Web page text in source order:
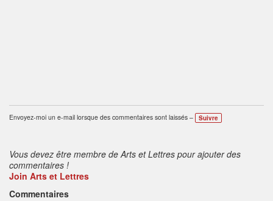
Envoyez-moi un e-mail lorsque des commentaires sont laissés – Suivre
Vous devez être membre de Arts et Lettres pour ajouter des
commentaires !
Join Arts et Lettres
Commentaires